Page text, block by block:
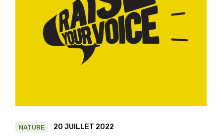
NATURE 20 JUILLET 2022